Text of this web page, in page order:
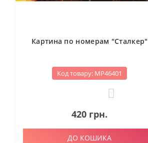
Картина по номерам "Сталкер"
Код товару: МР46401
420 грн.
ДО КОШИКА